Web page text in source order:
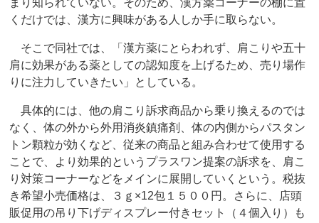
まり知られていない。そのため、漢方薬コーナーの棚に置
くだけでは、漢方に興味がある人しか手に取らない。
そこで同社では、「漢方薬にとらわれず、肩こりや五十
肩に効果がある薬としての認知度を上げるため、売り場作
りに注力していきたい」としている。
具体的には、他の肩こり訴求商品から乗り換えるのでは
なく、体の外から外用消炎鎮痛剤、体の内側からパスタン
トン顆粒が効くなど、従来の商品と組み合わせて使用する
ことで、より効果的というプラスワン提案の訴求を、肩こ
り対策コーナーなどをメインに展開していくという。税抜
き希望小売価格は、３ｇ×12包１５００円。さらに、店頭
販促用の吊り下げディスプレー付きセット（４個入り）も